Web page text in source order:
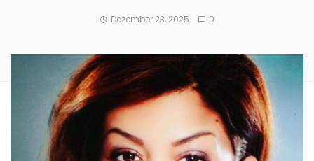
Dezember 23, 2025 0